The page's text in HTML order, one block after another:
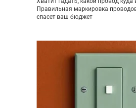
Правильная маркировка
спасет ваш бюджет